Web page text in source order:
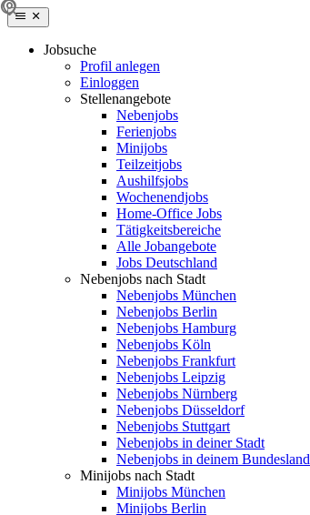
Jobsuche
Profil anlegen
Einloggen
Stellenangebote
Nebenjobs
Ferienjobs
Minijobs
Teilzeitjobs
Aushilfsjobs
Wochenendjobs
Home-Office Jobs
Tätigkeitsbereiche
Alle Jobangebote
Jobs Deutschland
Nebenjobs nach Stadt
Nebenjobs München
Nebenjobs Berlin
Nebenjobs Hamburg
Nebenjobs Köln
Nebenjobs Frankfurt
Nebenjobs Leipzig
Nebenjobs Nürnberg
Nebenjobs Düsseldorf
Nebenjobs Stuttgart
Nebenjobs in deiner Stadt
Nebenjobs in deinem Bundesland
Minijobs nach Stadt
Minijobs München
Minijobs Berlin